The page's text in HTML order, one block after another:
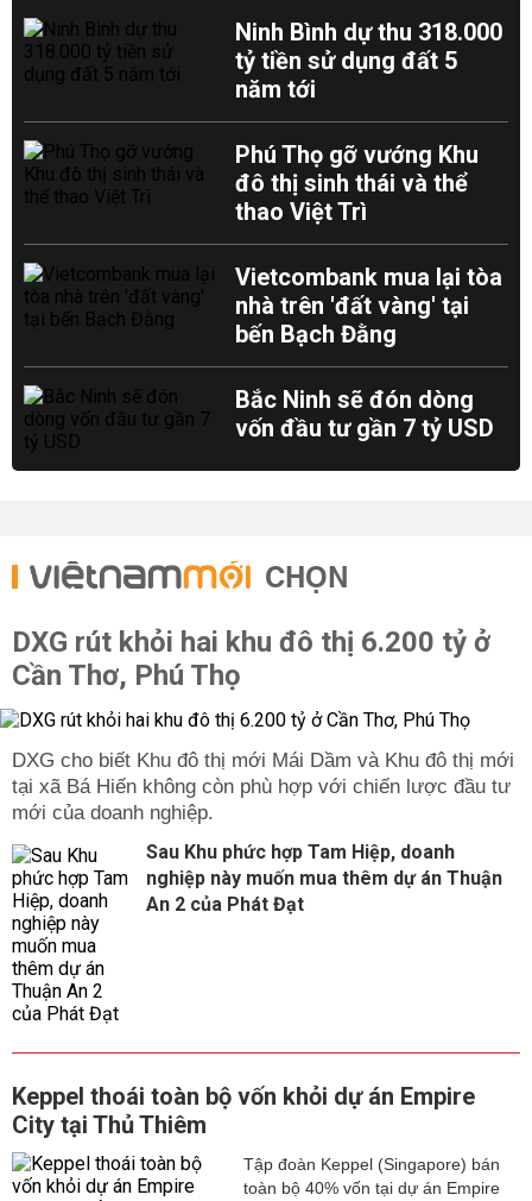
Ninh Bình dự thu 318.000
tỷ tiền sử dụng đất 5
năm tới
Phú Thọ gỡ vướng Khu
đô thị sinh thái và thể
thao Việt Trì
Vietcombank mua lại tòa
nhà trên 'đất vàng' tại
bến Bạch Đằng
Bắc Ninh sẽ đón dòng
vốn đầu tư gần 7 tỷ USD
CHỌN
DXG rút khỏi hai khu đô thị 6.200 tỷ ở
Cần Thơ, Phú Thọ
DXG cho biết Khu đô thị mới Mái Dầm và Khu đô thị mới
tại xã Bá Hiến không còn phù hợp với chiến lược đầu tư
mới của doanh nghiệp.
Sau Khu phức hợp Tam Hiệp, doanh
nghiệp này muốn mua thêm dự án Thuận
An 2 của Phát Đạt
Keppel thoái toàn bộ vốn khỏi dự án Empire
City tại Thủ Thiêm
Tập đoàn Keppel (Singapore) bán
toàn bộ 40% vốn tại dự án Empire